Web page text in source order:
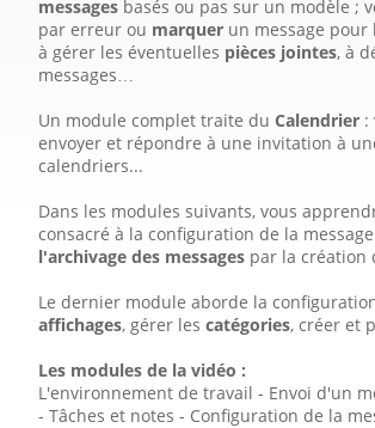
messages basés ou pas sur un modèle ;
par erreur ou marquer un message pour
à gérer les éventuelles pièces jointes, à
messages…
Un module complet traite du Calendrier :
envoyer et répondre à une invitation à
calendriers...
Dans les modules suivants, vous
consacré à la configuration de la
l'archivage des messages par la création
Le dernier module aborde la
affichages, gérer les catégories, créer et
Les modules de la vidéo :
L'environnement de travail - Envoi d'un
- Tâches et notes - Configuration de la